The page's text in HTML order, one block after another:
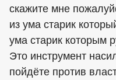
скажите мне
из ума старик
ума старик которым
Это инструмент
пойдёте против